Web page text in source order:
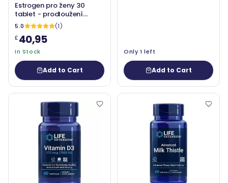
Estrogen pro ženy 30
tablet - prodloužení
života
5.0
(1)
£40,95
In Stock
Add to Cart
Only 1 left
Add to Cart